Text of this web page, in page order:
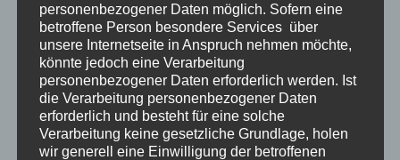
personenbezogener Daten möglich. Sofern eine
betroffene Person besondere Services über
unsere Internetseite in Anspruch nehmen möchte,
könnte jedoch eine Verarbeitung
personenbezogener Daten erforderlich werden. Ist
die Verarbeitung personenbezogener Daten
erforderlich und besteht für eine solche
Verarbeitung keine gesetzliche Grundlage, holen
wir generell eine Einwilligung der betroffenen